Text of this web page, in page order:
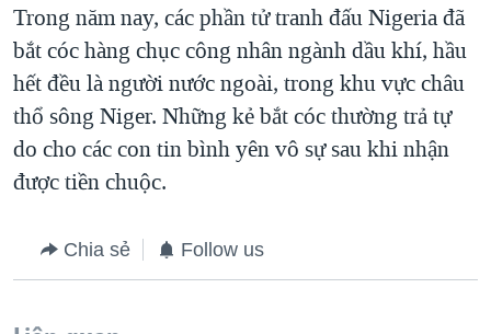
Trong năm nay, các phần tử tranh đấu Nigeria đã
bắt cóc hàng chục công nhân ngành dầu khí, hầu
hết đều là người nước ngoài, trong khu vực châu
thổ sông Niger. Những kẻ bắt cóc thường trả tự
do cho các con tin bình yên vô sự sau khi nhận
được tiền chuộc.
Chia sẻ Follow us